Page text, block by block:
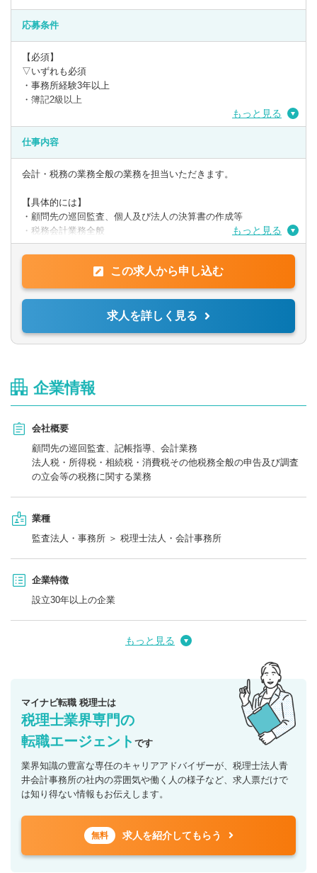
応募条件
【必須】
▽いずれも必須
・事務所経験3年以上
・簿記2級以上
もっと見る
仕事内容
会計・税務の業務全般の業務を担当いただきます。
【具体的には】
・顧問先の巡回監査、個人及び法人の決算書の作成等
・税務会計業務全般
・その他、税理士事務所に付随する業務
会計ソフト等による月次、資料入力
・Excel、Wordでの資料作成
会計ソフトはOBC（勘定奉行）／弥生（弥生会計）／PCAを利用
もっと見る
この求人から申し込む
求人を詳しく見る
企業情報
会社概要
顧問先の巡回監査、記帳指導、会計業務
法人税・所得税・相続税・消費税その他税務全般の申告及び調査
の立会等の税務に関する業務
業種
監査法人・事務所 ＞ 税理士法人・会計事務所
企業特徴
設立30年以上の企業
もっと見る
マイナビ転職 税理士は
税理士業界専門の
転職エージェント です
業界知識の豊富な専任のキャリアアドバイザーが、税理士法人青
井会計事務所の社内の雰囲気や働く人の様子など、求人票だけで
は知り得ない情報もお伝えします。
無料 求人を紹介してもらう